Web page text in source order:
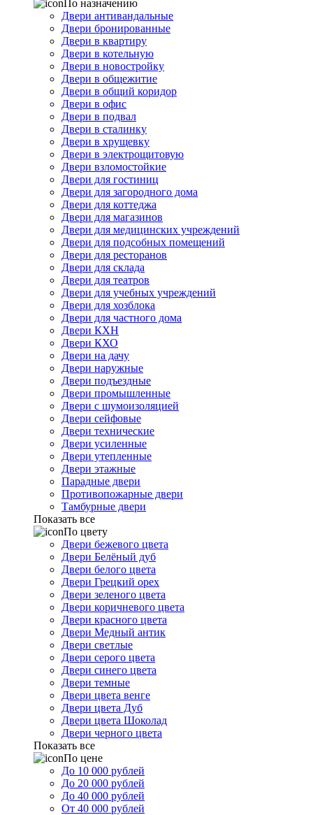
По назначению
Двери антивандальные
Двери бронированные
Двери в квартиру
Двери в котельную
Двери в новостройку
Двери в общежитие
Двери в общий коридор
Двери в офис
Двери в подвал
Двери в сталинку
Двери в хрущевку
Двери в электрощитовую
Двери взломостойкие
Двери для гостиниц
Двери для загородного дома
Двери для коттеджа
Двери для магазинов
Двери для медицинских учреждений
Двери для подсобных помещений
Двери для ресторанов
Двери для склада
Двери для театров
Двери для учебных учреждений
Двери для хозблока
Двери для частного дома
Двери КХН
Двери КХО
Двери на дачу
Двери наружные
Двери подъездные
Двери промышленные
Двери с шумоизоляцией
Двери сейфовые
Двери технические
Двери усиленные
Двери утепленные
Двери этажные
Парадные двери
Противопожарные двери
Тамбурные двери
Показать все
По цвету
Двери бежевого цвета
Двери Белёный дуб
Двери белого цвета
Двери Грецкий орех
Двери зеленого цвета
Двери коричневого цвета
Двери красного цвета
Двери Медный антик
Двери светлые
Двери серого цвета
Двери синего цвета
Двери темные
Двери цвета венге
Двери цвета Дуб
Двери цвета Шоколад
Двери черного цвета
Показать все
По цене
До 10 000 рублей
До 20 000 рублей
До 40 000 рублей
От 40 000 рублей